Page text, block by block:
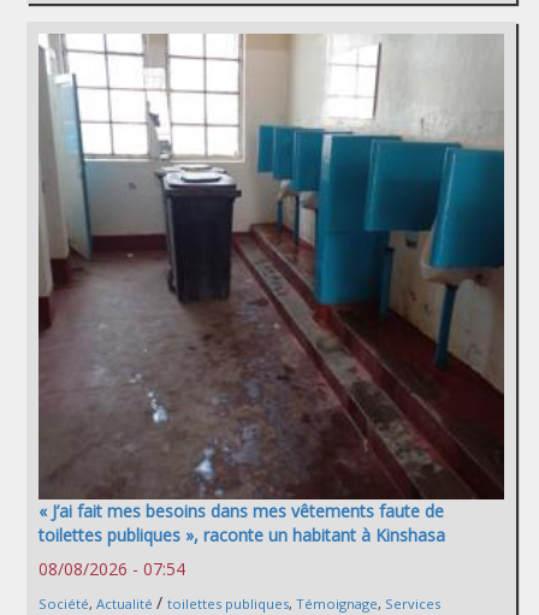
« J’ai fait mes besoins dans mes vêtements faute de
toilettes publiques », raconte un habitant à Kinshasa
08/08/2026 - 07:54
Société, Actualité / toilettes publiques, Témoignage, Services